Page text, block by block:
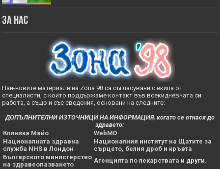
За нас
Най-новите материали на Zona 98 са съгласувани с екипа от
специалисти, с които поддържаме контакт във всекидневната си
работа, а също и със сведения, основани на следните:
ДОПЪЛНИТЕЛНИ ИЗТОЧНИЦИ НА ИНФОРМАЦИЯ, когато се отнася до
здравето:
Клиника Майо
WebMD
Националната здравна
служба NHS в Лондон
Националния институт на Щатите за
сърцето, белия дроб и кръвта
Българското министерство
на здравеопазването
Агенцията по лекарствата и други.